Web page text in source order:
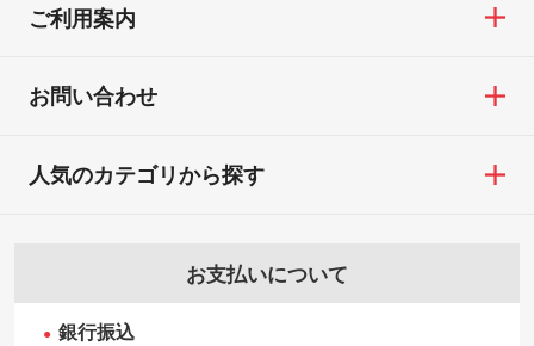
ご利用案内
お問い合わせ
お支払いについて
銀行振込
人気のカテゴリから探す